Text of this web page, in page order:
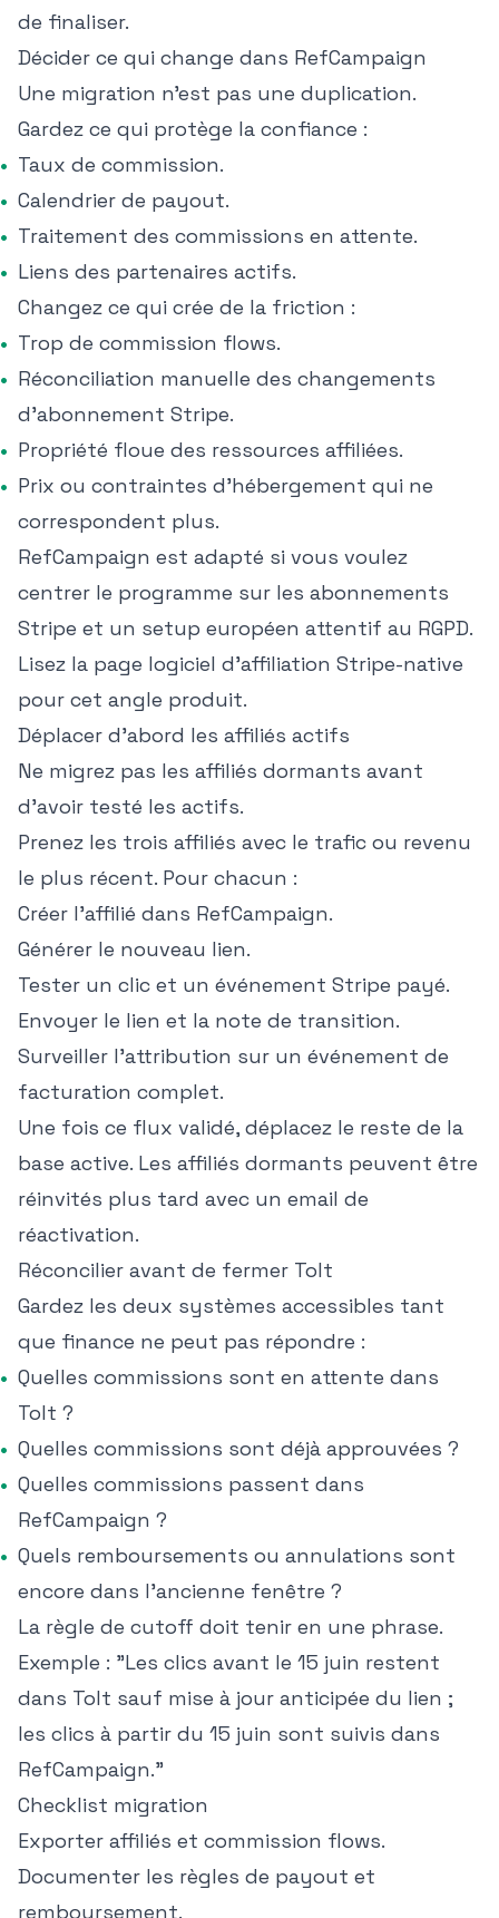
de finaliser.
Décider ce qui change dans RefCampaign
Une migration n'est pas une duplication.
Gardez ce qui protège la confiance :
Taux de commission.
Calendrier de payout.
Traitement des commissions en attente.
Liens des partenaires actifs.
Changez ce qui crée de la friction :
Trop de commission flows.
Réconciliation manuelle des changements
d'abonnement Stripe.
Propriété floue des ressources affiliées.
Prix ou contraintes d'hébergement qui ne
correspondent plus.
RefCampaign est adapté si vous voulez
centrer le programme sur les abonnements
Stripe et un setup européen attentif au RGPD.
Lisez la page logiciel d'affiliation Stripe-native
pour cet angle produit.
Déplacer d'abord les affiliés actifs
Ne migrez pas les affiliés dormants avant
d'avoir testé les actifs.
Prenez les trois affiliés avec le trafic ou revenu
le plus récent. Pour chacun :
Créer l'affilié dans RefCampaign.
Générer le nouveau lien.
Tester un clic et un événement Stripe payé.
Envoyer le lien et la note de transition.
Surveiller l'attribution sur un événement de
facturation complet.
Une fois ce flux validé, déplacez le reste de la
base active. Les affiliés dormants peuvent être
réinvités plus tard avec un email de
réactivation.
Réconcilier avant de fermer Tolt
Gardez les deux systèmes accessibles tant
que finance ne peut pas répondre :
Quelles commissions sont en attente dans
Tolt ?
Quelles commissions sont déjà approuvées ?
Quelles commissions passent dans
RefCampaign ?
Quels remboursements ou annulations sont
encore dans l'ancienne fenêtre ?
La règle de cutoff doit tenir en une phrase.
Exemple : "Les clics avant le 15 juin restent
dans Tolt sauf mise à jour anticipée du lien ;
les clics à partir du 15 juin sont suivis dans
RefCampaign."
Checklist migration
Exporter affiliés et commission flows.
Documenter les règles de payout et
remboursement.